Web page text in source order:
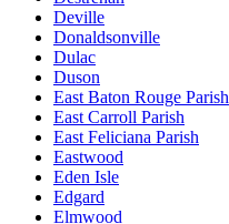
Deville
Donaldsonville
Dulac
Duson
East Baton Rouge Parish
East Carroll Parish
East Feliciana Parish
Eastwood
Eden Isle
Edgard
Elmwood